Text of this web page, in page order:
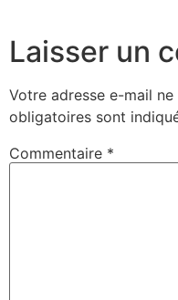
Laisser un
Votre adresse e-mail
obligatoires sont
Commentaire *